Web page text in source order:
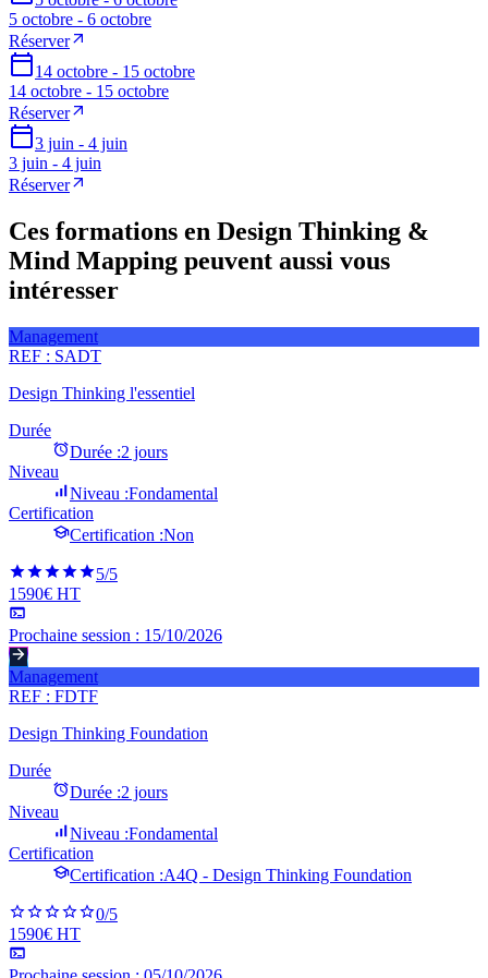
5 octobre - 6 octobre
Réserver
14 octobre - 15 octobre
14 octobre - 15 octobre
Réserver
3 juin - 4 juin
3 juin - 4 juin
Réserver
Ces formations en Design Thinking &
Mind Mapping peuvent aussi vous
intéresser
Management
REF : SADT
Design Thinking l'essentiel
Durée
Durée :2 jours
Niveau
Niveau :Fondamental
Certification
Certification :Non
5/5
1590€ HT
Prochaine session : 15/10/2026
Management
REF : FDTF
Design Thinking Foundation
Durée
Durée :2 jours
Niveau
Niveau :Fondamental
Certification
Certification :A4Q - Design Thinking Foundation
0/5
1590€ HT